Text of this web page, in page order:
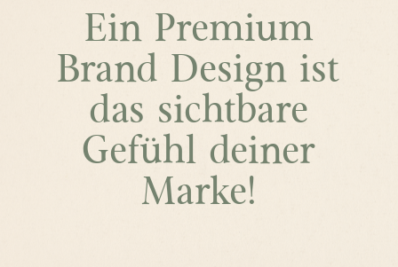
Ein Premium
Brand Design ist
das sichtbare
Gefühl deiner
Marke!